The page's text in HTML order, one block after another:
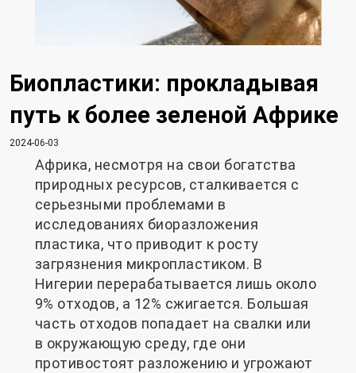
Биопластики: прокладывая
путь к более зеленой Африке
2024-06-03
Африка, несмотря на свои богатства
природных ресурсов, сталкивается с
серьезными проблемами в
исследованиях биоразложения
пластика, что приводит к росту
загрязнения микропластиком. В
Нигерии перерабатывается лишь около
9% отходов, а 12% сжигается. Большая
часть отходов попадает на свалки или
в окружающую среду, где они
противостоят разложению и угрожают